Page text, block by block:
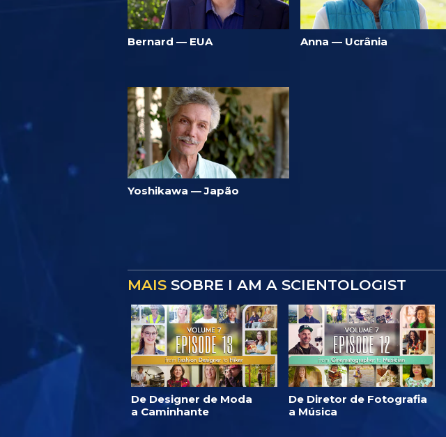
Bernard — EUA Anna — Ucrânia
Yoshikawa — Japão
MAIS SOBRE I AM A SCIENTOLOGIST
De Designer de Moda
a Caminhante
De Diretor de Fotografia
a Música